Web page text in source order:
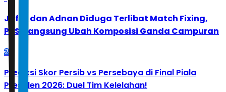
Jafar dan Adnan Diduga Terlibat Match Fixing,
PBSI Langsung Ubah Komposisi Ganda Campuran
2
Prediksi Skor Persib vs Persebaya di Final Piala
Presiden 2026: Duel Tim Kelelahan!